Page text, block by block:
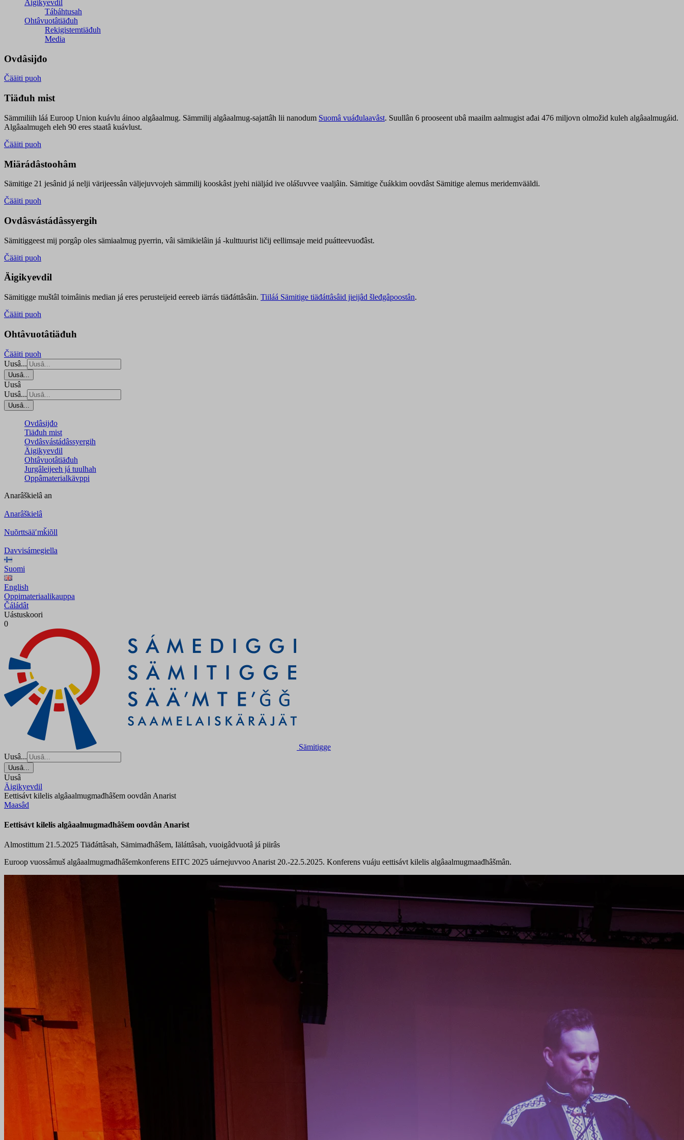
Äigikyevdil
Tábáhtusah
Ohtâvuotâtiäđuh
Rekigistemtiäđuh
Media
Ovdâsijđo
Čääiti puoh
Tiäđuh mist
Sämmiliih láá Euroop Union kuávlu áinoo algâaalmug. Sämmilij algâaalmug-sajattâh lii nanodum Suomâ vuáđulaavâst. Suullân 6 prooseent ubâ maailm aalmugist ađai 476 miljovn olmožid kuleh algâaalmugáid.
Algâaalmugeh eleh 90 eres staatâ kuávlust.
Čääiti puoh
Miärádâstoohâm
Sämitige 21 jesânid já nelji värijeessân väljejuvvojeh sämmilij kooskâst jyehi niäljád ive olášuvvee vaaljâin. Sämitige čuákkim oovdâst Sämitige alemus meridemvääldi.
Čääiti puoh
Ovdâsvástádâssyergih
Sämitiggeest mij porgâp oles sämiaalmug pyerrin, vâi sämikielâin já -kulttuurist ličij eellimsaje meid puátteevuođâst.
Čääiti puoh
Äigikyevdil
Sämitigge muštâl toimâinis median já eres perusteijeid eereeb iärrás tiäđáttâsâin. Tiiláá Sämitige tiäđáttâsâid jieijâd šleđgâpoostân.
Čääiti puoh
Ohtâvuotâtiäđuh
Čääiti puoh
Uusâ...
Uusâ...
Uusâ
Uusâ...
Uusâ...
Ovdâsijđo
Tiäđuh mist
Ovdâsvástádâssyergih
Äigikyevdil
Ohtâvuotâtiäđuh
Jurgâleijeeh já tuulhah
Oppâmaterialkävppi
Anarâškielâ an
Anarâškielâ
Nuõrttsääʹmǩiõll
Davvisámegiella
Suomi
English
Oppimateriaalikauppa
Čáládât
Uástuskoori
0
Sämitigge
Uusâ...
Uusâ...
Uusâ
Äigikyevdil
Eettisávt kilelis algâaalmugmađhâšem oovdân Anarist
Maasâd
Eettisávt kilelis algâaalmugmađhâšem oovdân Anarist
Almostittum 21.5.2025 Tiäđáttâsah, Sämimađhâšem, Iäláttâsah, vuoigâdvuotâ já piirâs
Euroop vuossâmuš algâaalmugmađhâšemkonferens EITC 2025 uárnejuvvoo Anarist 20.-22.5.2025. Konferens vuáju eettisávt kilelis algâaalmugmaađhâšmân.